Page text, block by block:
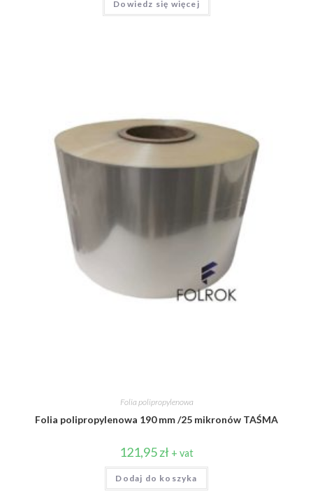
Dowiedz się więcej
Folia polipropylenowa
Folia polipropylenowa 190 mm /25 mikronów TAŚMA
121,95zł + vat
Dodaj do koszyka